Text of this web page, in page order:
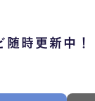
時更新中！